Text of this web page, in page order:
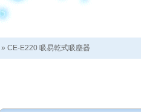
» CE-E220 吸易乾式吸塵器